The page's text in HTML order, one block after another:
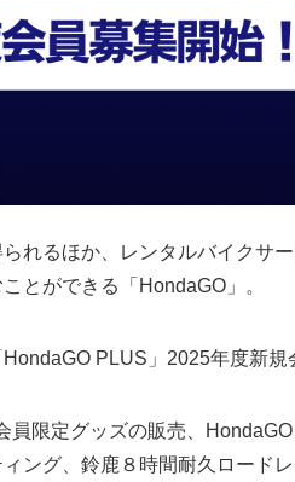
れるほか、レンタルバイクサ
とができる「HondaGO」。
PLUS」2025年度新
員限定グッズの販売、
ング、鈴鹿８時間耐久ロード